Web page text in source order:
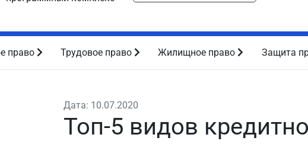
право Трудовое право Жилищное право Защита
Дата: 10.07.2020
Топ-5 видов